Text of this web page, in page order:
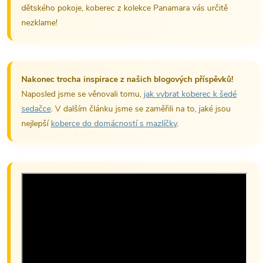
dětského pokoje, koberec z kolekce Panamara vás určitě
nezklame!
Nakonec trocha inspirace z našich blogových příspěvků!
Naposled jsme se věnovali tomu, jak vybrat koberec k šedé
sedačce. V dalším článku jsme se zaměřili na to, jaké jsou
nejlepší koberce do domácností s mazlíčky.